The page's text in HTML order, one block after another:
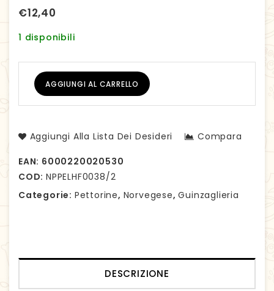
€12,40
1 disponibili
AGGIUNGI AL CARRELLO
Aggiungi Alla Lista Dei Desideri Compara
EAN: 6000220020530
COD: NPPELHF0038/2
Categorie: Pettorine, Norvegese,Guinzaglieria
DESCRIZIONE